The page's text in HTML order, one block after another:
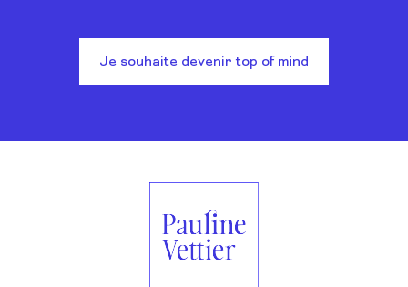
Je souhaite devenir top of mind